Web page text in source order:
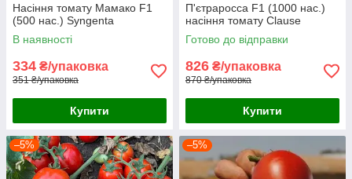
Насіння томату Мамако F1
(500 нас.) Syngenta
В наявності
334 ₴/упаковка
351 ₴/упаковка
Купити
П'єтраросса F1 (1000 нас.)
насіння томату Clause
Готово до відправки
826 ₴/упаковка
870 ₴/упаковка
Купити
–5% –5%